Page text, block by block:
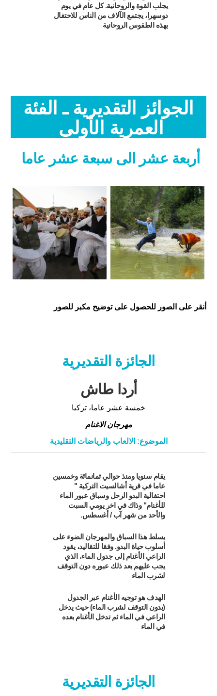
يجلب القوة والروحانية. كل عام في يوم
دوسهرا، يجتمع الآلاف من الناس للاحتفال
بهذه الطقوس الروحانية
الجوائز التقديرية ـ الفئة
العمرية الأولى
أربعة عشر الى سبعة عشر عاما
أنقر على الصور للحصول على توضيح مكبر للصور
الجائزة التقديرية
أردا طاش
خمسة عشر عاما، تركيا
مهرجان الاغنام
الموضوع: الالعاب والرياضات التقليدية
يقام سنويا ومنذ حوالي ثمانمائة وخمسين
عاما في قرية أشالسيت التركية "
احتفالية البدو الرحل وسباق عبور الماء
للأغنام" وذاك في اخر يومي السبت
والأحد من شهر آب / أغسطس.
يسلط هذا السباق والمهرجان الضوء على
أسلوب حياة البدو. وفقا للتقاليد، يقود
الراعي الأغنام إلى جدول الماء، الذي
يجب عليهم بعد ذلك عبوره دون التوقف
لشرب الماء
الهدف هو توجيه الأغنام عبر الجدول
(بدون التوقف لشرب الماء) حيث يدخل
الراعي في الماء ثم تدخل الأغنام بعده
في الماء
الجائزة التقديرية